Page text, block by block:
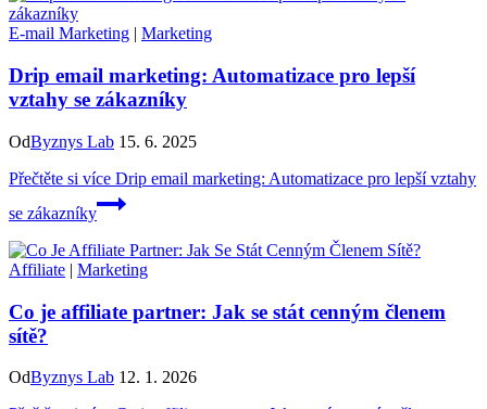
E-mail Marketing | Marketing
Drip email marketing: Automatizace pro lepší
vztahy se zákazníky
OdByznys Lab 15. 6. 2025
Přečtěte si více Drip email marketing: Automatizace pro lepší vztahy
se zákazníky
Affiliate | Marketing
Co je affiliate partner: Jak se stát cenným členem
sítě?
OdByznys Lab 12. 1. 2026